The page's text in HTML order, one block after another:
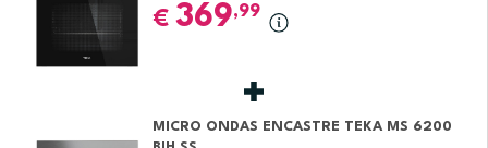
€ 369,99
MICRO ONDAS ENCASTRE TEKA MS 6200